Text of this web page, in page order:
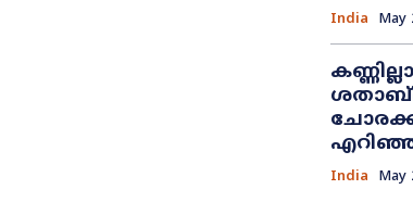
India May
India May